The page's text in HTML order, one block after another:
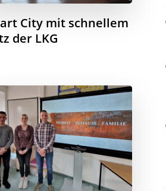
City mit schnellem
der LKG